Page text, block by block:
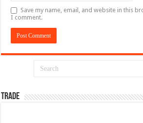
Save my name, email, and website in this
I comment.
TRADE